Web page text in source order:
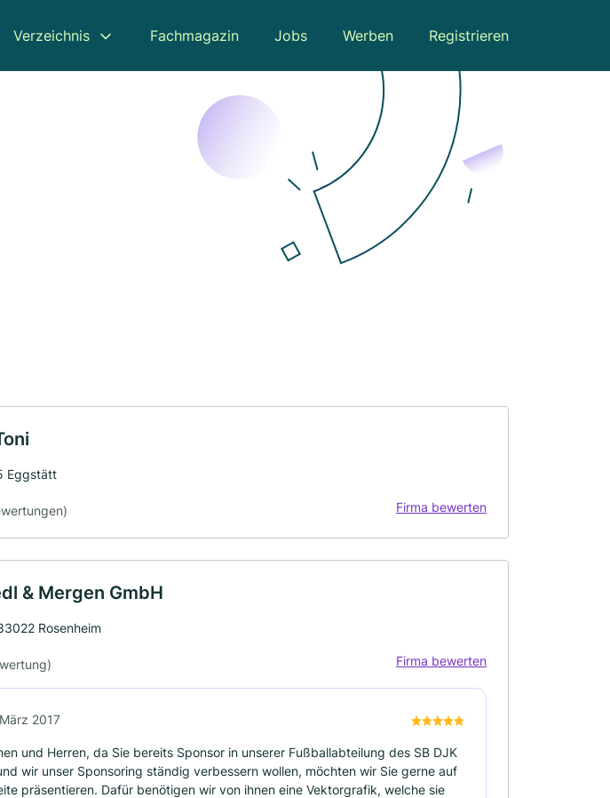
Verzeichnis Fachmagazin Jobs Werben Registrieren
Eggstätt
Firma bewerten
& Mergen GmbH
Rosenheim
Firma bewerten
2017
und Herren, da Sie bereits Sponsor in unserer Fußballabteilung des SB DJK
wir unser Sponsoring ständig verbessern wollen, möchten wir Sie gerne auf
präsentieren. Dafür benötigen wir von ihnen eine Vektorgrafik, welche sie